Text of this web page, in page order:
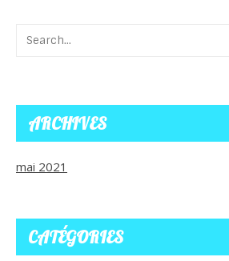
ARCHIVES
mai 2021
CATÉGORIES